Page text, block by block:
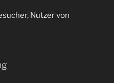
Nutzer von